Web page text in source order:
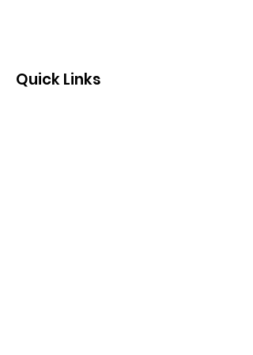
Quick Links